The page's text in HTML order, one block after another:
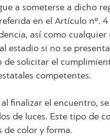
a someterse a dicho
en el Artículo
así como
estadio si no se
de solicitar el
competentes.
finalizar el encuentro,
de luces. Este tipo de
de color y forma.